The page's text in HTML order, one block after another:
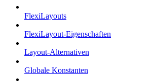
FlexiLayouts
FlexiLayout-Eigenschaften
Layout-Alternativen
Globale Konstanten